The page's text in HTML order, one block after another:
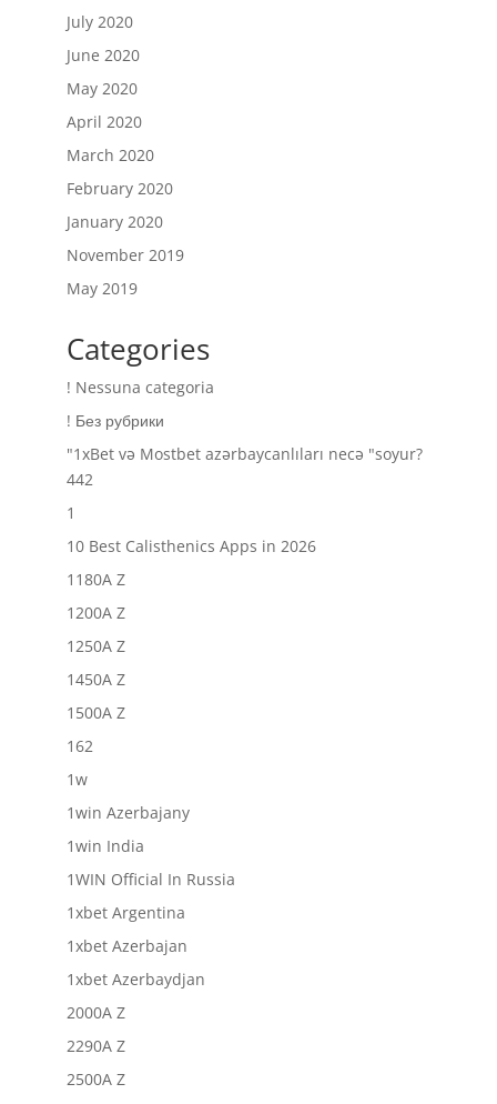
July 2020
June 2020
May 2020
April 2020
March 2020
February 2020
January 2020
November 2019
May 2019
Categories
! Nessuna categoria
! Без рубрики
"1xBet və Mostbet azərbaycanlıları necə "soyur?
442
1
10 Best Calisthenics Apps in 2026
1180A Z
1200A Z
1250A Z
1450A Z
1500A Z
162
1w
1win Azerbajany
1win India
1WIN Official In Russia
1xbet Argentina
1xbet Azerbajan
1xbet Azerbaydjan
2000A Z
2290A Z
2500A Z